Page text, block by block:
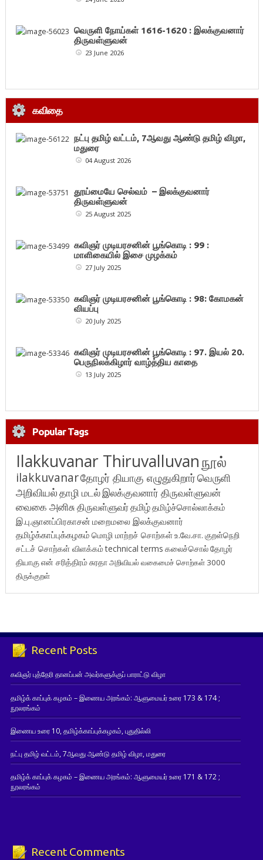
வெருளி நோய்கள் 1616-1620 : இலக்குவனார்
திருவள்ளுவன்
23 June 2026
கவிதை
நட்பு தமிழ் வட்டம், 7ஆவது ஆண்டு தமிழ் விழா,
மதுரை
04 August 2026
தூய்மையே செல்வம் – இலக்குவனார்
திருவள்ளுவன்
25 August 2025
கவிஞர் முடியரசனின் பூங்கொடி : 99 :
மாளிகையில் இசை முழக்கம்
27 July 2025
கவிஞர் முடியரசனின் பூங்கொடி : 98: கோமகன்
வியப்பு
20 July 2025
கவிஞர் முடியரசனின் பூங்கொடி : 97. இயல் 20.
பெருநிலக்கிழார் வாழ்த்திய காதை
13 July 2025
Popular Tags
Ilakkuvanar Thiruvalluvanநூல்
ilakkuvanarதோழர் தியாகு எழுதுகிறார்வெருளி
அறிவியல்தாழி மடல்இலக்குவனார் திருவள்ளுவன்
வைகை அனிசுதிருவள்ளுவர்தமிழ்தமிழ்ச்சொல்லாக்கம்
இ.பு.ஞானப்பிரகாசன் மறைமலை இலக்குவனார்
தமிழ்க்காப்புக்கழகம் மொழி மாற்றச் சொற்கள்உ.வே.சா. குறள்நெறி
சட்டச் சொற்கள் விளக்கம்technical terms கலைச்சொல்தோழர்
தியாகுஎன் சரித்திரம்சுரதாஅறிவியல் வகைமைச் சொற்கள் 3000
திருக்குறள்
Recent Posts
கவிஞர் புத்தேரி தானப்பன் அவர்களுக்குப் பாராட்டு விழா
தமிழ்க் காப்புக் கழகம் – இணைய அரங்கம்: ஆளுமையர் உரை 173 & 174 ;
நூலரங்கம்
இணைய உரை 10, தமிழ்க்காப்புக்கழகம், புதுதில்லி
நட்பு தமிழ் வட்டம், 7ஆவது ஆண்டு தமிழ் விழா, மதுரை
தமிழ்க் காப்புக் கழகம் – இணைய அரங்கம்: ஆளுமையர் உரை 171 & 172 ;
நூலரங்கம்
Recent Comments